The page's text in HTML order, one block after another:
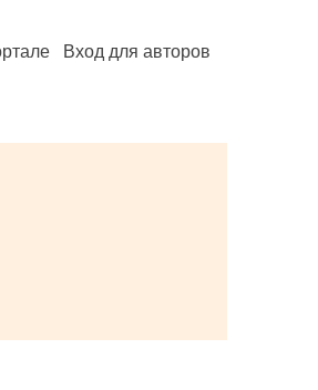
Вход для авторов